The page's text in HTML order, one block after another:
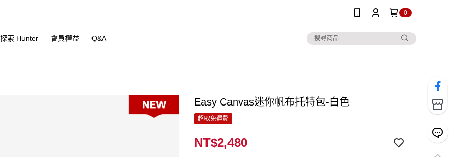
0
探索 Hunter 會員權益 Q&A
Easy Canvas迷你帆布托特包-白色
超取免運費
NT$2,480